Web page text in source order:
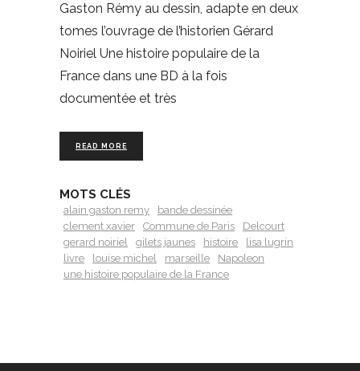
Gaston Rémy au dessin, adapte en deux
tomes l’ouvrage de l’historien Gérard
Noiriel Une histoire populaire de la
France dans une BD à la fois
documentée et très
READ MORE
MOTS CLÉS
alain gaston remy
bande dessinée
clement xavier
Commune de Paris
Delcourt
gerard noiriel
gilets jaunes histoire
lisa lugrin
livre
louise michel marseille
Napoleon
une histoire populaire de la France